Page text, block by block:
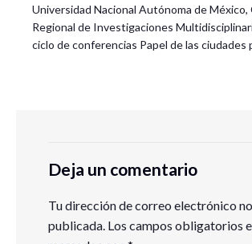
Universidad Nacional Autónoma de México,
Regional de Investigaciones
ciclo de conferencias Papel de las ciudades
Deja un comentario
Tu dirección de correo electrónico
publicada. Los campos obligatorios